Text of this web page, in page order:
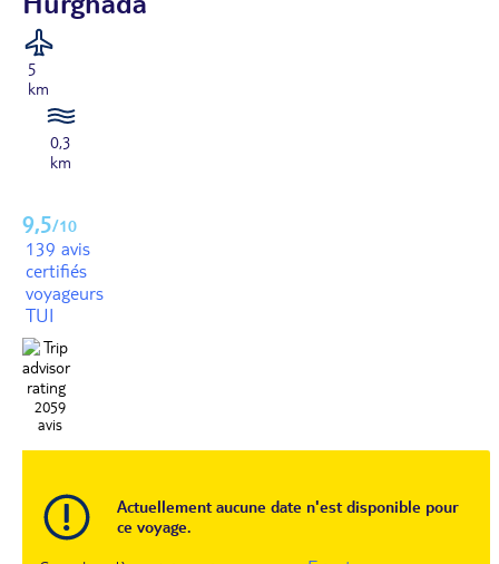
5
km
0,3
km
9,5/10
139 avis
certifiés
voyageurs
TUI
2059
avis
Actuellement aucune date n'est disponible pour
ce voyage.